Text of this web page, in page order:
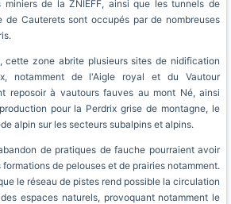
miniers de la ZNIEFF, ainsi que les tunnels de
de Cauterets sont occupés par de nombreuses
cette zone abrite plusieurs sites de nidification
notamment de l'Aigle royal et du Vautour
reposoir à vautours fauves au mont Né, ainsi
pour la Perdrix grise de montagne, le
alpin sur les secteurs subalpins et alpins.
de pratiques de fauche pourraient avoir
de pelouses et de prairies notamment.
le réseau de pistes rend possible la circulation
espaces naturels, provoquant notamment le